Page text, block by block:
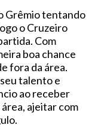
Grêmio tentando
o Cruzeiro
Com
boa chance
fora da área.
talento e
ao receber
ajeitar com